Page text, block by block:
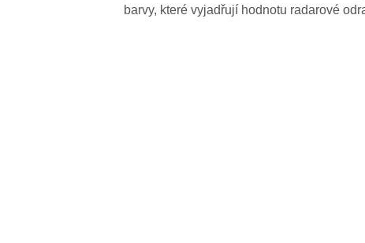
barvy, které vyjadřují hodnotu radarové